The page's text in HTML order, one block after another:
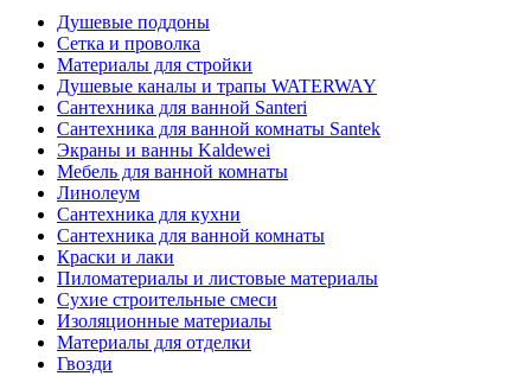
Душевые поддоны
Сетка и проволка
Материалы для стройки
Душевые каналы и трапы WATERWAY
Сантехника для ванной Santeri
Сантехника для ванной комнаты Santek
Экраны и ванны Kaldewei
Мебель для ванной комнаты
Линолеум
Сантехника для кухни
Сантехника для ванной комнаты
Краски и лаки
Пиломатериалы и листовые материалы
Сухие строительные смеси
Изоляционные материалы
Материалы для отделки
Гвозди